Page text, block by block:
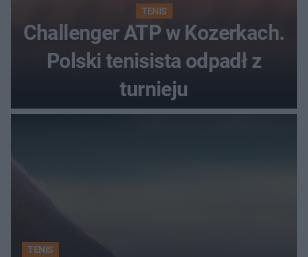
TENIS
Challenger ATP w Kozerkach.
Polski tenisista odpadł z
turnieju
TENIS